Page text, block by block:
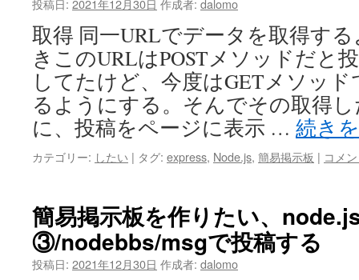
投稿日: 2021年12月30日 作成者: dalomo
取得 同一URLでデータを取得す
きこのURLはPOSTメソッドだと
してたけど、今度はGETメソッド
るようにする。そんでその取得
に、投稿をページに表示 … 続き
カテゴリー: したい | タグ: express, Node.js, 簡易掲示板 | コメ
簡易掲示板を作りたい、
③/nodebbs/msgで投稿する
投稿日: 2021年12月30日 作成者: dalomo